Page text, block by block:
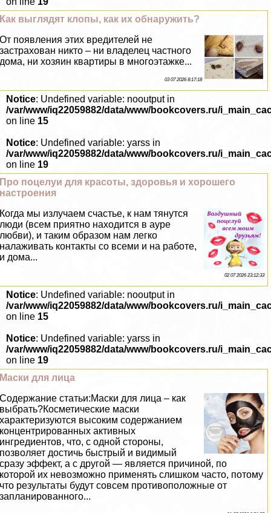
Как выглядят клопы, как их обнаружить?
От появления этих вредителей не
застрахован никто – ни владелец частного
дома, ни хозяин квартиры в многоэтажке...
03 07 2026 8:17:18
Notice: Undefined variable: nooutput in
/var/www/iq22059882/data/www/bookcovers.ru/
on line 15
Notice: Undefined variable: yarss in
/var/www/iq22059882/data/www/bookcovers.ru/
on line 19
Про поцелуи для красоты, здоровья и хорошего
настроения
Когда мы излучаем счастье, к нам тянутся
люди (всем приятно находится в ауре
любви), и таким образом нам легко
налаживать контакты со всеми и на работе,
и дома...
02 07 2026 23:12:33
Notice: Undefined variable: nooutput in
/var/www/iq22059882/data/www/bookcovers.ru/
on line 15
Notice: Undefined variable: yarss in
/var/www/iq22059882/data/www/bookcovers.ru/
on line 19
Маски для лица
Содержание статьи:Маски для лица – как
выбрать?Косметические маски
хаpaктеризуются высоким содержанием
концентрированных активных
ингредиентов, что, с одной стороны,
позволяет достичь быстрый и видимый
сразу эффект, а с другой — является причиной, по
которой их невозможно применять слишком часто, потому
что результаты будут совсем противоположные от
запланированного...